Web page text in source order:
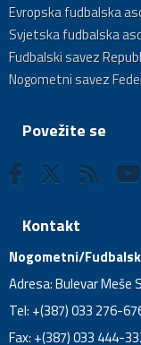
Evropska fudbalska
Svjetska fudbalska
Fudbalski savez
Nogometni savez
Povežite se
Kontakt
Nogometni/
Adresa: Bulevar Meše
Tel: +(387) 033 276-
Fax: +(387) 033 444-